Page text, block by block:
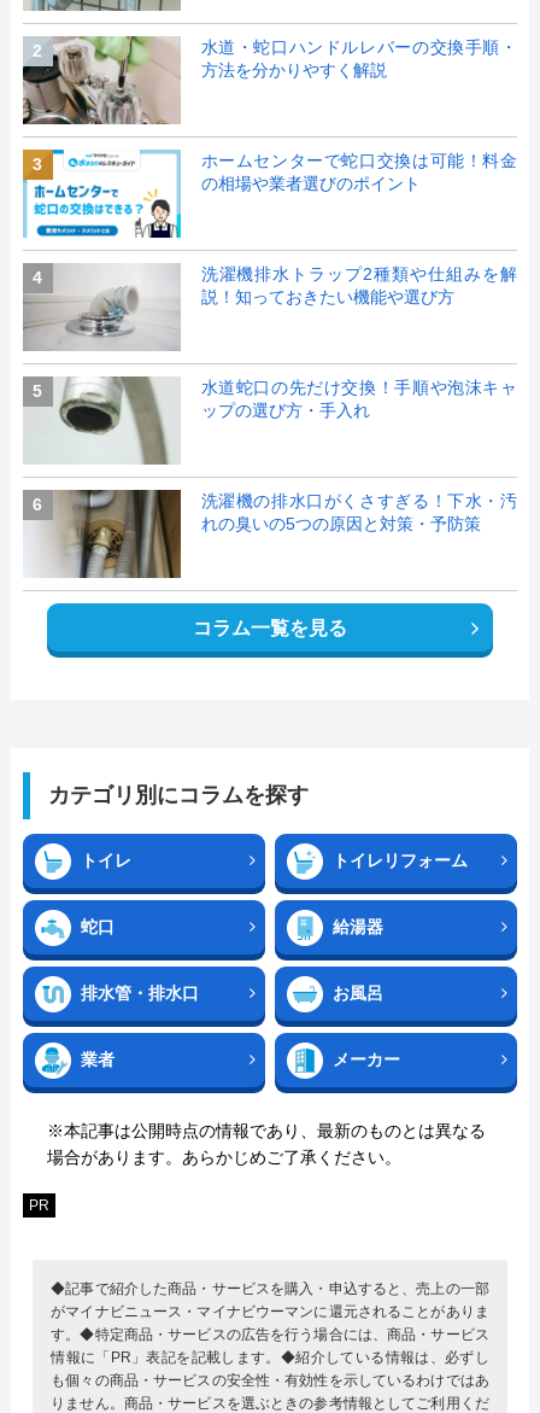
2
水道・蛇口ハンドルレバーの交換手順・
方法を分かりやすく解説
3
ホームセンターで蛇口交換は可能！料金
の相場や業者選びのポイント
4
洗濯機排水トラップ2種類や仕組みを解
説！知っておきたい機能や選び方
5
水道蛇口の先だけ交換！手順や泡沫キャ
ップの選び方・手入れ
6
洗濯機の排水口がくさすぎる！下水・汚
れの臭いの5つの原因と対策・予防策
コラム一覧を見る
カテゴリ別にコラムを探す
トイレ トイレリフォーム
蛇口 給湯器
排水管・排水口 お風呂
業者 メーカー
※本記事は公開時点の情報であり、最新のものとは異なる
場合があります。あらかじめご了承ください。
PR
◆記事で紹介した商品・サービスを購入・申込すると、売上の一部
がマイナビニュース・マイナビウーマンに還元されることがありま
す。◆特定商品・サービスの広告を行う場合には、商品・サービス
情報に「PR」表記を記載します。◆紹介している情報は、必ずし
も個々の商品・サービスの安全性・有効性を示しているわけではあ
りません。商品・サービスを選ぶときの参考情報としてご利用くだ